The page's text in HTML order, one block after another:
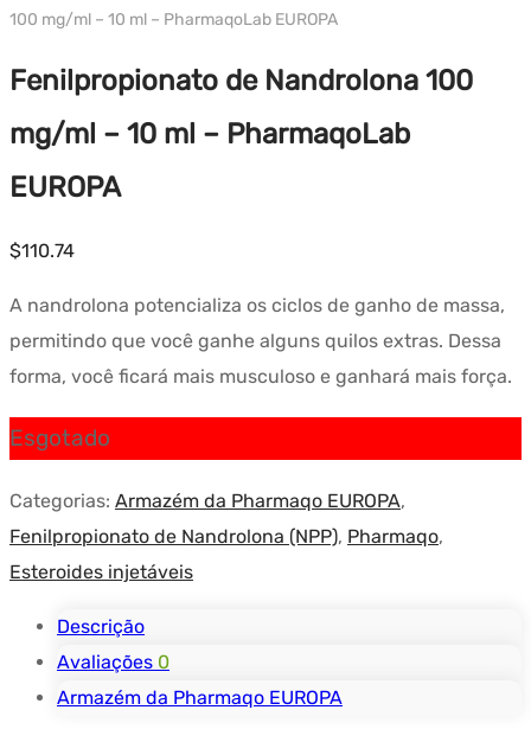
100 mg/ml – 10 ml – PharmaqoLab EUROPA
Fenilpropionato de Nandrolona 100
mg/ml – 10 ml – PharmaqoLab
EUROPA
$110.74
A nandrolona potencializa os ciclos de ganho de massa,
permitindo que você ganhe alguns quilos extras. Dessa
forma, você ficará mais musculoso e ganhará mais força.
Esgotado
Categorias: Armazém da Pharmaqo EUROPA,
Fenilpropionato de Nandrolona (NPP), Pharmaqo,
Esteroides injetáveis
Descrição
Avaliações 0
Armazém da Pharmaqo EUROPA